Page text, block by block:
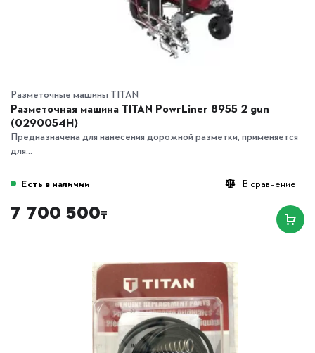
Разметочные машины TITAN
Разметочная машина TITAN PowrLiner 8955 2 gun
(0290054H)
Предназначена для нанесения дорожной разметки, применяется
для...
В сравнение
Есть в наличии
7 700 500₸